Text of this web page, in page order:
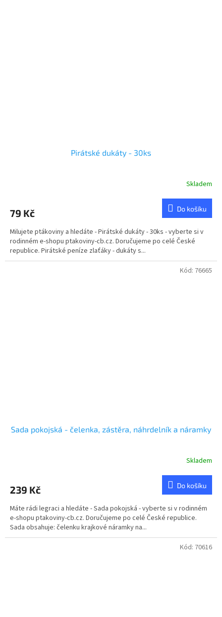
Pirátské dukáty - 30ks
je
z
5
hvězdiček.
Skladem
79 Kč Do košíku
Milujete ptákoviny a hledáte - Pirátské dukáty - 30ks - vyberte si v
rodinném e-shopu ptakoviny-cb.cz. Doručujeme po celé České
republice. Pirátské peníze zlaťáky - dukáty s...
Sada pokojská - čelenka, zástěra, náhrdelník a náramky
je
z
5
hvězdiček.
Skladem
239 Kč Do košíku
Máte rádi legraci a hledáte - Sada pokojská - vyberte si v rodinném
e-shopu ptakoviny-cb.cz. Doručujeme po celé České republice.
Sada obsahuje: čelenku krajkové náramky na...
Kód: 76665
Kód: 70616